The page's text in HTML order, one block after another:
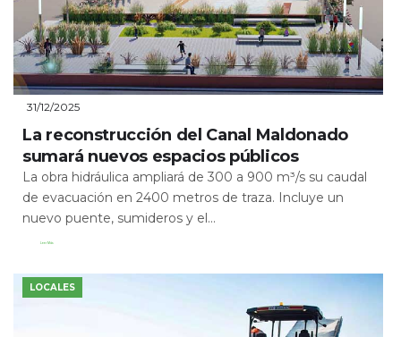
31/12/2025
La reconstrucción del Canal Maldonado
sumará nuevos espacios públicos
La obra hidráulica ampliará de 300 a 900 m³/s su caudal
de evacuación en 2400 metros de traza. Incluye un
nuevo puente, sumideros y el...
Leer Más
LOCALES